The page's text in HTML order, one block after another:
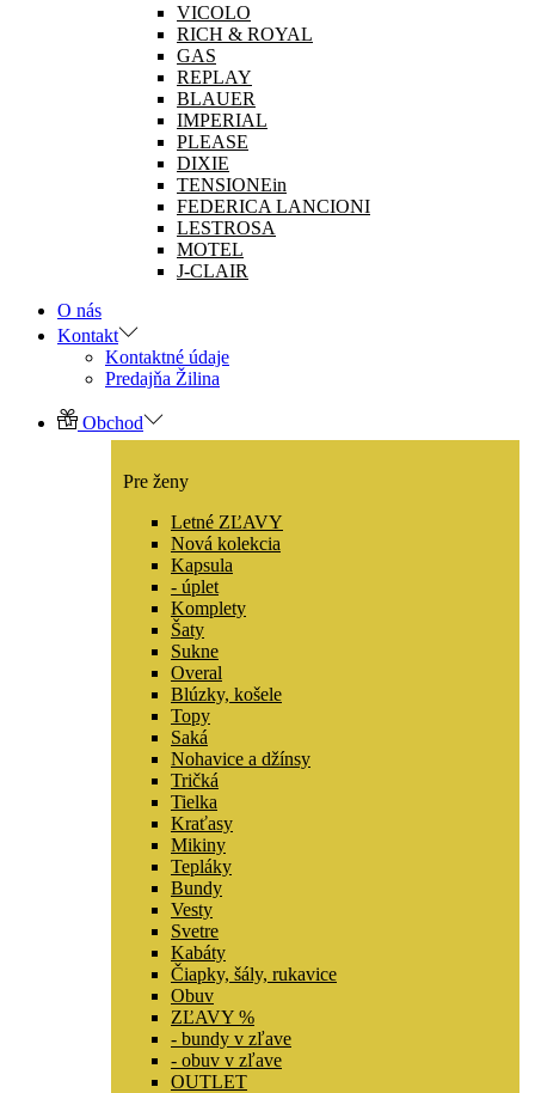
VICOLO
RICH & ROYAL
GAS
REPLAY
BLAUER
IMPERIAL
PLEASE
DIXIE
TENSIONEin
FEDERICA LANCIONI
LESTROSA
MOTEL
J-CLAIR
O nás
Kontakt
Kontaktné údaje
Predajňa Žilina
Obchod
Pre ženy
Letné ZĽAVY
Nová kolekcia
Kapsula
- úplet
Komplety
Šaty
Sukne
Overal
Blúzky, košele
Topy
Saká
Nohavice a džínsy
Tričká
Tielka
Kraťasy
Mikiny
Tepláky
Bundy
Vesty
Svetre
Kabáty
Čiapky, šály, rukavice
Obuv
ZĽAVY %
- bundy v zľave
- obuv v zľave
OUTLET